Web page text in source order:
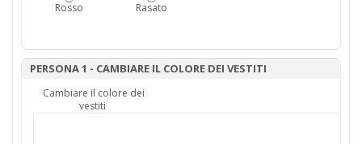
Rosso Rasato
PERSONA 1 - CAMBIARE IL COLORE DEI VESTITI
Cambiare il colore dei
vestiti